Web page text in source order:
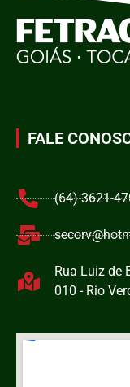
FALE
(64) 3621-
Rua Luiz de
010 - Rio